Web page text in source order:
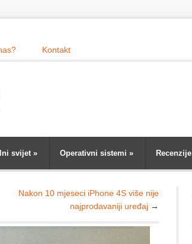
Kontakt
svijet» Operativni sistemi » Recenzije
Nakon 10 mjeseci iPhone 4S više nije
najprodavaniji uređaj →